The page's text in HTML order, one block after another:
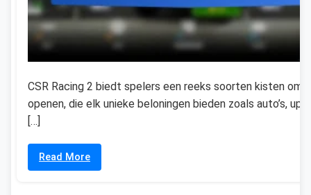
CSR Racing 2 biedt spelers een reeks soorten kisten om
openen, die elk unieke beloningen bieden zoals auto’s,
[…]
Read More